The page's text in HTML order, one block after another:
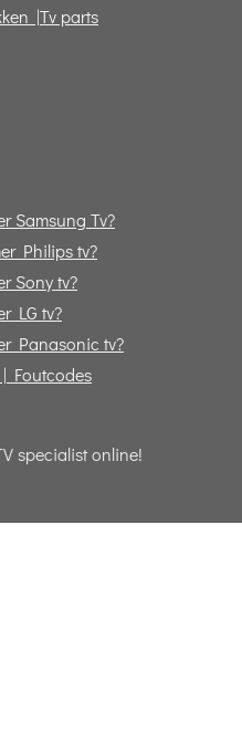
|Tv parts
Samsung Tv?
Philips tv?
Sony tv?
LG tv?
Panasonic tv?
Foutcodes
specialist online!